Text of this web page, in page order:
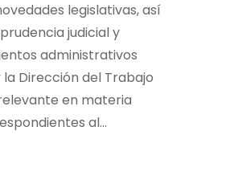
legislativas, así
judicial y
administrativos
Dirección del Trabajo
en materia
al…